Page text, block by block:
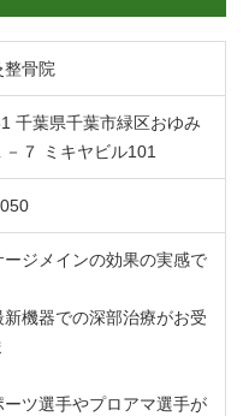
整骨院
千葉県千葉市緑区おゆみ
－７ ミキヤビル101
ージメインの効果の実感で
機器での深部治療がお受
ーツ選手やプロアマ選手が